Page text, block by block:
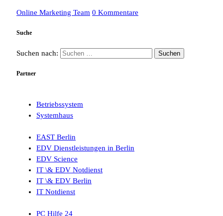
Online Marketing Team 0 Kommentare
Suche
Suchen nach:
Partner
Betriebssystem
Systemhaus
EAST Berlin
EDV Dienstleistungen in Berlin
EDV Science
IT \& EDV Notdienst
IT \& EDV Berlin
IT Notdienst
PC Hilfe 24